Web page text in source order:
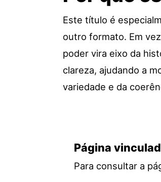
Este título é
outro formato. Em
poder vira eixo da
clareza, ajudando a
variedade e da
Página
Para consultar a